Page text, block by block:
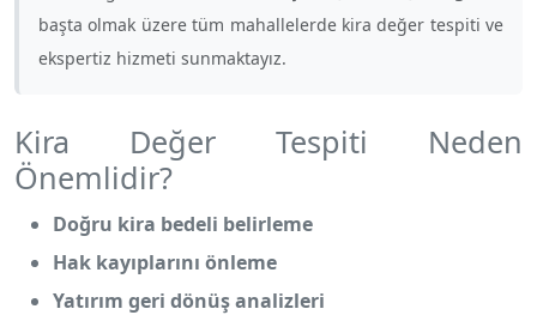
başta olmak üzere tüm mahallelerde kira değer tespiti ve
ekspertiz hizmeti sunmaktayız.
Kira Değer Tespiti Neden
Önemlidir?
Doğru kira bedeli belirleme
Hak kayıplarını önleme
Yatırım geri dönüş analizleri